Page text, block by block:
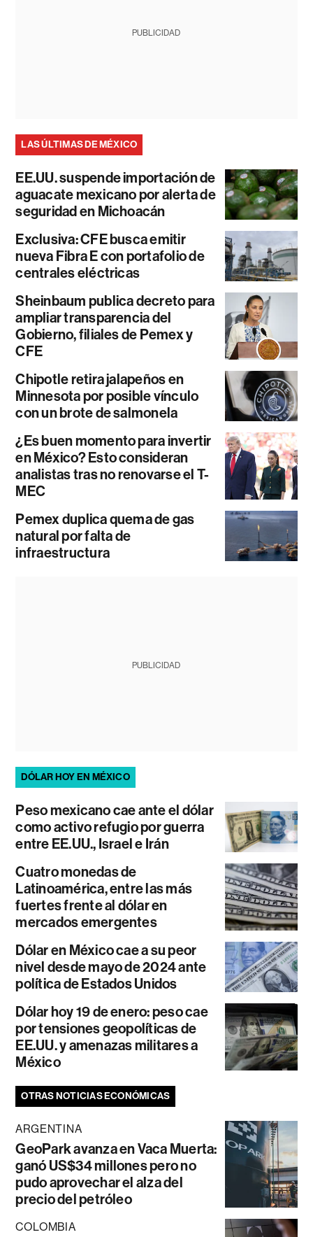
PUBLICIDAD
LAS ÚLTIMAS DE MÉXICO
EE.UU. suspende importación de
aguacate mexicano por alerta de
seguridad en Michoacán
Exclusiva: CFE busca emitir
nueva Fibra E con portafolio de
centrales eléctricas
Sheinbaum publica decreto para
ampliar transparencia del
Gobierno, filiales de Pemex y
CFE
Chipotle retira jalapeños en
Minnesota por posible vínculo
con un brote de salmonela
¿Es buen momento para invertir
en México? Esto consideran
analistas tras no renovarse el T-
MEC
Pemex duplica quema de gas
natural por falta de
infraestructura
PUBLICIDAD
DÓLAR HOY EN MÉXICO
Peso mexicano cae ante el dólar
como activo refugio por guerra
entre EE.UU., Israel e Irán
Cuatro monedas de
Latinoamérica, entre las más
fuertes frente al dólar en
mercados emergentes
Dólar en México cae a su peor
nivel desde mayo de 2024 ante
política de Estados Unidos
Dólar hoy 19 de enero: peso cae
por tensiones geopolíticas de
EE.UU. y amenazas militares a
México
OTRAS NOTICIAS ECONÓMICAS
ARGENTINA
GeoPark avanza en Vaca Muerta:
ganó US$34 millones pero no
pudo aprovechar el alza del
precio del petróleo
COLOMBIA